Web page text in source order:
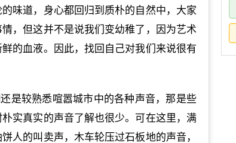
味道，身心都回归到质朴的自然中，大家
，但这并不是说我们变幼稚了，因为艺术
的血液。因此，找回自己对我们来说很有
是较熟悉喧嚣城市中的各种声音，那是些
实真实的声音了解也很少。可在这里，满
人的叫卖声，木车轮压过石板地的声音，